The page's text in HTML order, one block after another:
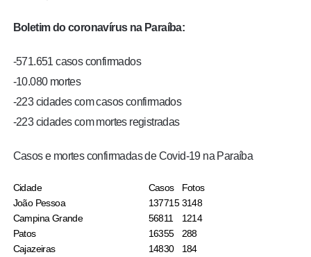
Boletim do coronavírus na Paraíba:
-571.651 casos confirmados
-10.080 mortes
-223 cidades com casos confirmados
-223 cidades com mortes registradas
Casos e mortes confirmadas de Covid-19 na Paraíba
Cidade Casos
Fotos
João Pessoa
137715 3148
Campina Grande
56811
1214
Patos
16355
288
Cajazeiras
14830
184